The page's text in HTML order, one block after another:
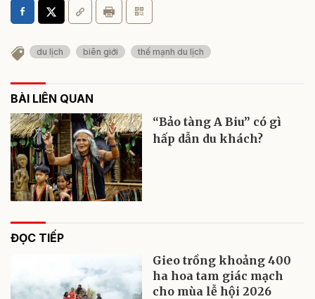
du lịch biên giới thế mạnh du lịch
BÀI LIÊN QUAN
“Bảo tàng A Biu” có gì
hấp dẫn du khách?
ĐỌC TIẾP
Gieo trồng khoảng 400
ha hoa tam giác mạch
cho mùa lễ hội 2026